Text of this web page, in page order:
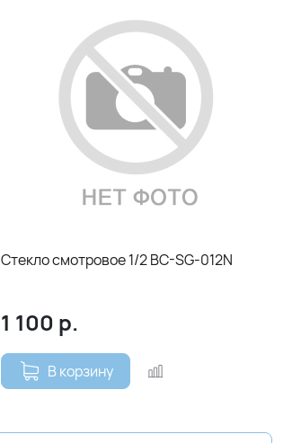
Стекло смотровое 1/2 BC-SG-012N
1 100 р.
В корзину